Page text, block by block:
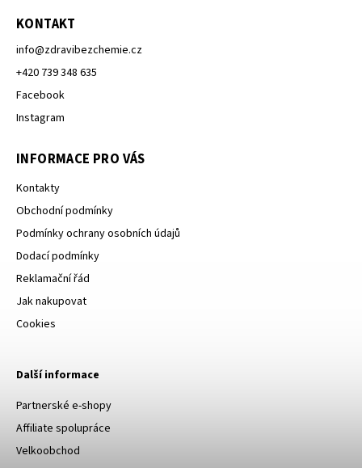
KONTAKT
info@zdravibezchemie.cz
+420 739 348 635
Facebook
Instagram
INFORMACE PRO VÁS
Kontakty
Obchodní podmínky
Podmínky ochrany osobních údajů
Dodací podmínky
Reklamační řád
Jak nakupovat
Cookies
Další informace
Partnerské e-shopy
Affiliate spolupráce
Velkoobchod